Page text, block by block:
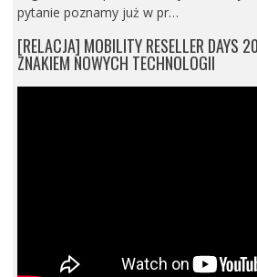
pytanie poznamy już w pr…
[RELACJA] MOBILITY RESELLER DAYS
ZNAKIEM NOWYCH TECHNOLOGII